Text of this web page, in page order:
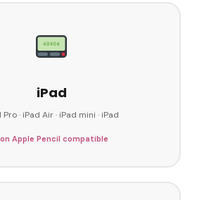
iPad
Pro · iPad Air · iPad mini · iPad
Apple Pencil compatible